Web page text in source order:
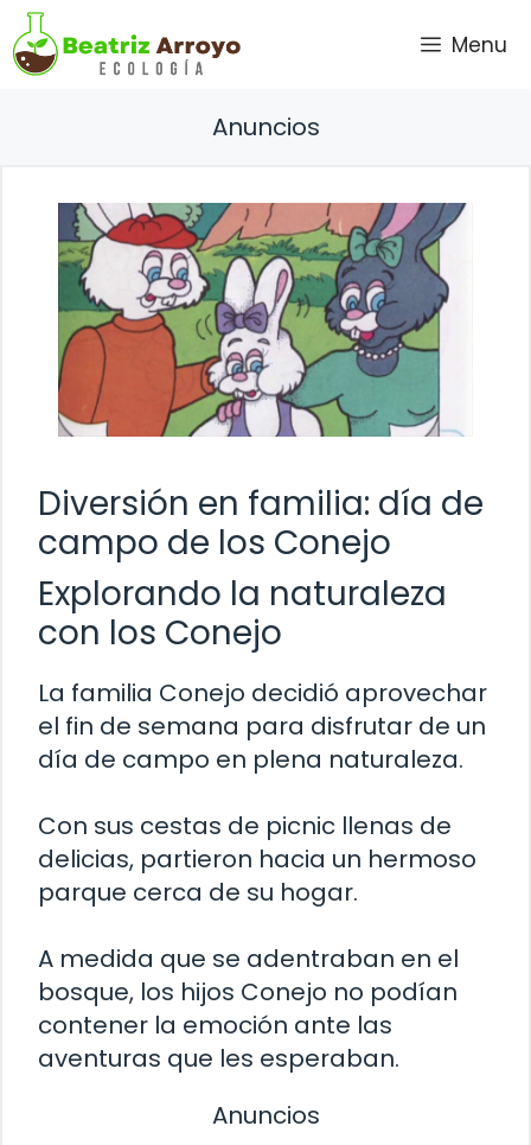
Saltar
al
contenido
Menu
Anuncios
Diversión en familia: día de
campo de los Conejo
Explorando la naturaleza
con los Conejo
La familia Conejo decidió aprovechar
el fin de semana para disfrutar de un
día de campo en plena naturaleza.
Con sus cestas de picnic llenas de
delicias, partieron hacia un hermoso
parque cerca de su hogar.
A medida que se adentraban en el
bosque, los hijos Conejo no podían
contener la emoción ante las
aventuras que les esperaban.
Anuncios